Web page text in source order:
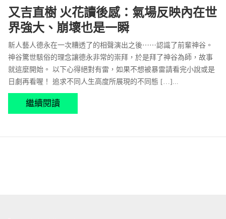
又吉直樹 火花讀後感：氣場反映內在世
界強大、崩壞也是一瞬
新人藝人德永在一次糟透了的相聲演出之後⋯⋯認識了前輩神谷。
神谷驚世駭俗的理念讓德永非常的崇拜，於是拜了神谷為師，故事
就這麼開始。 以下心得絕對有雷，如果不想被暴雷請看完小說或是
日劇再看喔！ 追求不同人生高度所展現的不同態 […]...
繼續閱讀